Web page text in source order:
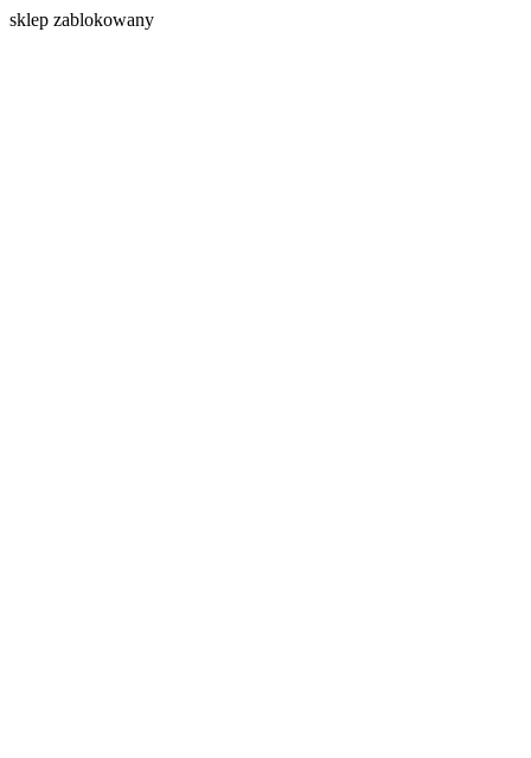
sklep zablokowany